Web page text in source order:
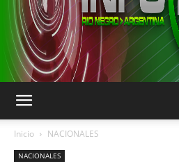
Inicio NACIONALES
NACIONALES